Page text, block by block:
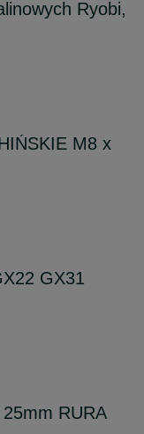
Ryobi,
M8 x
GX31
RURA